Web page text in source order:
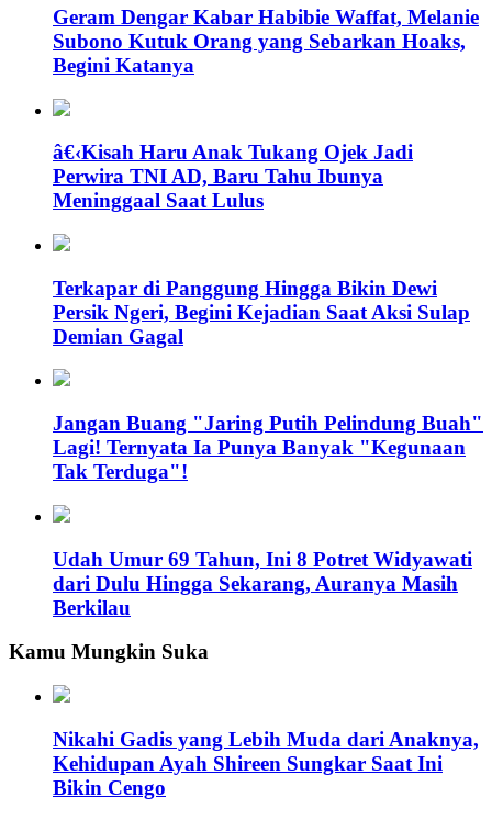
Geram Dengar Kabar Habibie Waffat, Melanie
Subono Kutuk Orang yang Sebarkan Hoaks,
Begini Katanya
â€‹Kisah Haru Anak Tukang Ojek Jadi
Perwira TNI AD, Baru Tahu Ibunya
Meninggaal Saat Lulus
Terkapar di Panggung Hingga Bikin Dewi
Persik Ngeri, Begini Kejadian Saat Aksi Sulap
Demian Gagal
Jangan Buang "Jaring Putih Pelindung Buah"
Lagi! Ternyata Ia Punya Banyak "Kegunaan
Tak Terduga"!
Udah Umur 69 Tahun, Ini 8 Potret Widyawati
dari Dulu Hingga Sekarang, Auranya Masih
Berkilau
Kamu Mungkin Suka
Nikahi Gadis yang Lebih Muda dari Anaknya,
Kehidupan Ayah Shireen Sungkar Saat Ini
Bikin Cengo